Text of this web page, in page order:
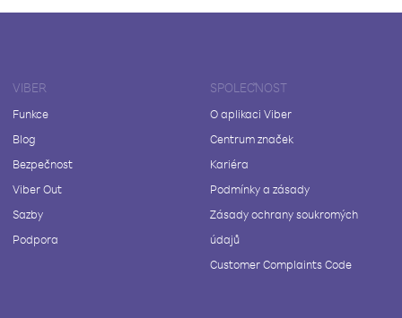
VIBER
Funkce
Blog
Bezpečnost
Viber Out
Sazby
Podpora
SPOLEČNOST
O aplikaci Viber
Centrum značek
Kariéra
Podmínky a zásady
Zásady ochrany soukromých
údajů
Customer Complaints Code